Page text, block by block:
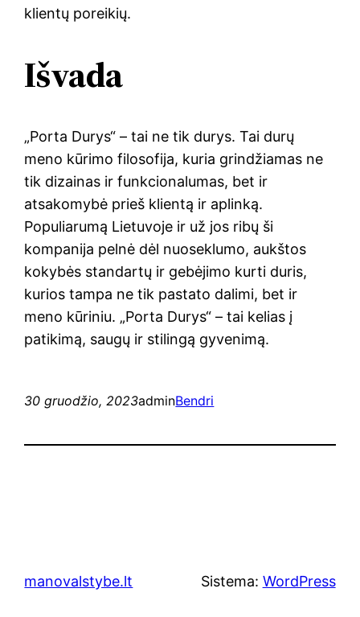
klientų poreikių.
Išvada
„Porta Durys“ – tai ne tik durys. Tai durų
meno kūrimo filosofija, kuria grindžiamas ne
tik dizainas ir funkcionalumas, bet ir
atsakomybė prieš klientą ir aplinką.
Populiarumą Lietuvoje ir už jos ribų ši
kompanija pelnė dėl nuoseklumo, aukštos
kokybės standartų ir gebėjimo kurti duris,
kurios tampa ne tik pastato dalimi, bet ir
meno kūriniu. „Porta Durys“ – tai kelias į
patikimą, saugų ir stilingą gyvenimą.
30 gruodžio, 2023adminBendri
manovalstybe.lt Sistema: WordPress